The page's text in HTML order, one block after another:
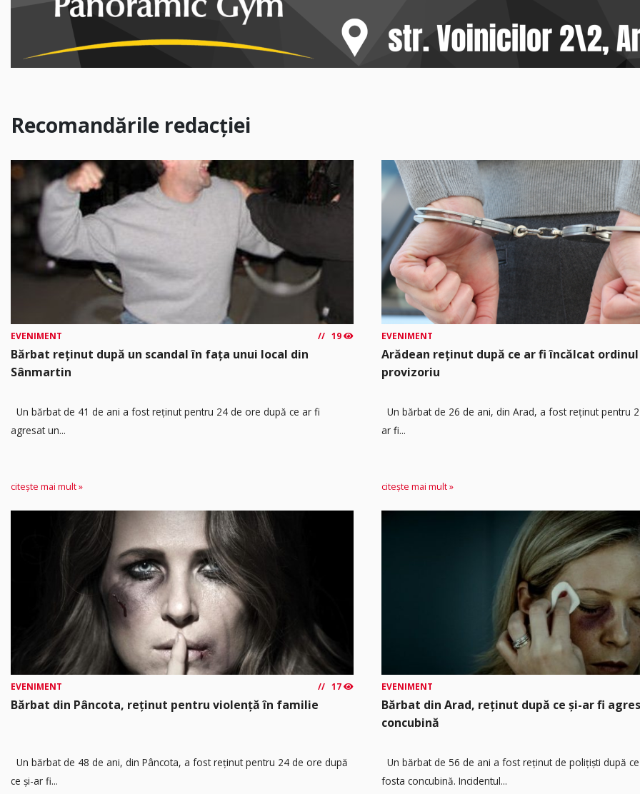
Recomandările redacției
EVENIMENT 19
Bărbat reținut după un scandal în fața unui local din
Sânmartin
Un bărbat de 41 de ani a fost reținut pentru 24 de ore după ce ar fi
agresat un...
citește mai mult »
EVENIMENT
Arădean reținut după ce ar fi încălcat
provizoriu
Un bărbat de 26 de ani, din Arad, a fost reținut pentru
ar fi...
citește mai mult »
EVENIMENT 17
Bărbat din Pâncota, reținut pentru violență în familie
Un bărbat de 48 de ani, din Pâncota, a fost reținut pentru 24 de ore după
ce și-ar fi...
EVENIMENT
Bărbat din Arad, reținut după ce și-ar fi
concubină
Un bărbat de 56 de ani a fost reținut de polițiști după
fosta concubină. Incidentul...